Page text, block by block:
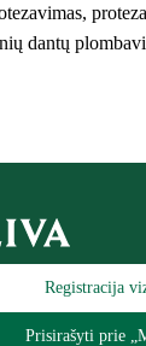
dantų
Registracija
Prisirašyti prie